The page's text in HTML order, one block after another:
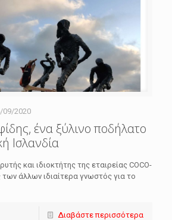
09/2020
ένα ξύλινο ποδήλατο
Ισλανδία
και ιδιοκτήτης της εταιρείας COCO-
των άλλων ιδιαίτερα γνωστός για το
Διαβάστε περισσότερα